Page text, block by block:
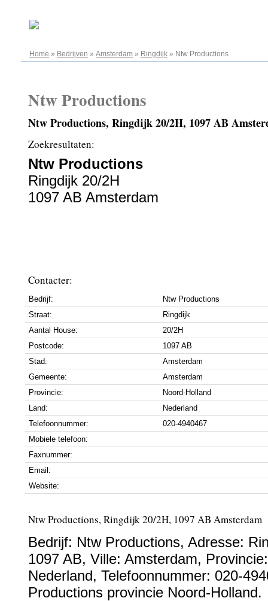
Home » Bedrijven » Amsterdam » Ringdijk » Ntw Productions
Ntw Productions
Ntw Productions, Ringdijk 20/2H, 1097 AB
Zoekresultaten:
Ntw Productions
Ringdijk 20/2H
1097 AB Amsterdam
Contacter:
Bedrijf:
Ntw Productions
Straat:
Ringdijk
Aantal House:
20/2H
Postcode:
1097 AB
Stad:
Amsterdam
Gemeente:
Amsterdam
Provincie:
Noord-Holland
Land:
Nederland
Telefoonnummer:
020-4940467
Mobiele telefoon:
Faxnummer:
Email:
Website:
Ntw Productions, Ringdijk 20/2H, 1097 AB Amsterdam
Bedrijf: Ntw Productions, Adresse:
1097 AB, Ville: Amsterdam,
Nederland, Telefoonnummer: 020-
Productions provincie Noord-Holland.